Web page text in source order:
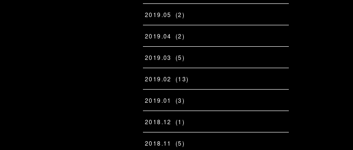
2019 .05 (2)
2019 .04 (2)
2019 .03 (5)
2019 .02 (13)
2019 .01 (3)
2018 .12 (1 )
2018 .11 (5)